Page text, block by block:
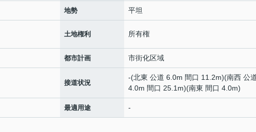
地勢 平坦
土地権利 所有権
都市計画 市街化区域
接道状況
-(北東 公道 6.0m 間口 11.2m)(南西 公
4.0m 間口 25.1m)(南東 間口 4.0m)
最適用途 -